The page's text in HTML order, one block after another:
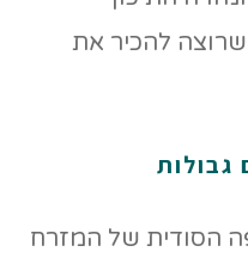
גבולות
הסודית של המזרח